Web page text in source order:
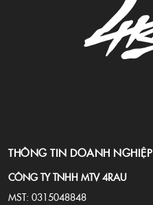
THÔNG TIN DOANH NGHIỆP
CÔNG TY TNHH MTV 4RAU
MST: 0315048848